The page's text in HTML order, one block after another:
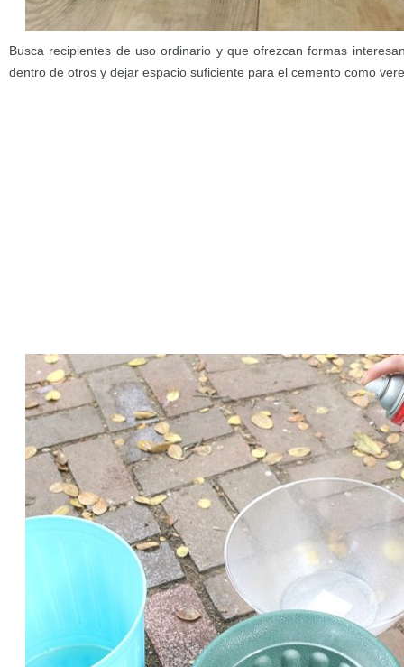
Busca recipientes de uso ordinario y que ofrezcan formas
dentro de otros y dejar espacio suficiente para el cemento como